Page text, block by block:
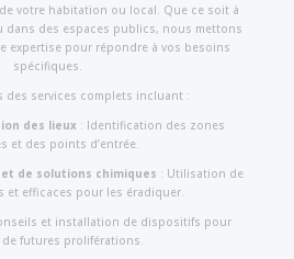
votre habitation ou local. Que ce soit à
dans des espaces publics, nous mettons
expertise pour répondre à vos besoins
spécifiques.
des services complets incluant :
des lieux: Identification des zones
et des points d’entrée.
de solutions chimiques : Utilisation de
et efficaces pour les éradiquer.
et installation de dispositifs pour
de futures proliférations.